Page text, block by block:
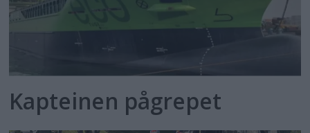
Kapteinen pågrepet